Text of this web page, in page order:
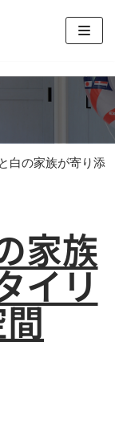
白の家族が寄り添
家族
イリ